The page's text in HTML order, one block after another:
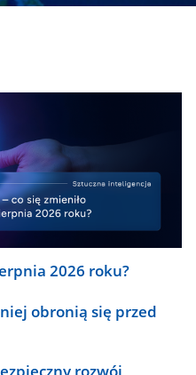
2026 roku?
obronią się przed